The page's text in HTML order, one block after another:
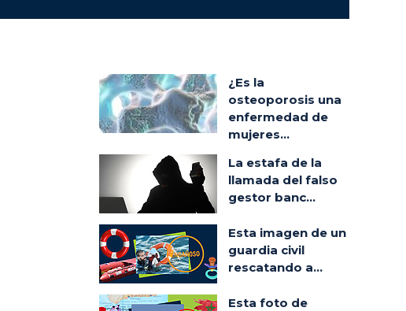
¿Es la
osteoporosis una
enfermedad de
mujeres...
La estafa de la
llamada del falso
gestor banc...
Esta imagen de un
guardia civil
rescatando a...
Esta foto de